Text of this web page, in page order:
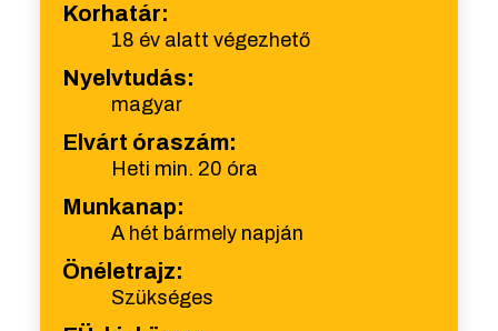
Korhatár:
18 év alatt végezhető
Nyelvtudás:
magyar
Elvárt óraszám:
Heti min. 20 óra
Munkanap:
A hét bármely napján
Önéletrajz:
Szükséges